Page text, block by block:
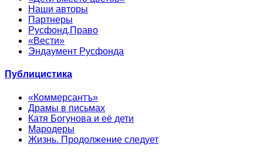
Наши авторы
Партнеры
Русфонд.Право
«Вести»
Эндаумент Русфонда
Публицистика
«Коммерсантъ»
Драмы в письмах
Катя Богунова и её дети
Мародеры
Жизнь. Продолжение следует